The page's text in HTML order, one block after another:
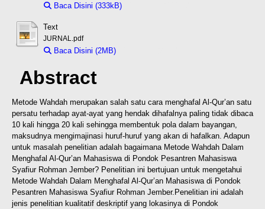
Baca Disini (333kB)
Text
JURNAL.pdf
Baca Disini (2MB)
Abstract
Metode Wahdah merupakan salah satu cara menghafal Al-Qur’an satu
persatu terhadap ayat-ayat yang hendak dihafalnya paling tidak dibaca
10 kali hingga 20 kali sehingga membentuk pola dalam bayangan,
maksudnya mengimajinasi huruf-huruf yang akan di hafalkan. Adapun
untuk masalah penelitian adalah bagaimana Metode Wahdah Dalam
Menghafal Al-Qur’an Mahasiswa di Pondok Pesantren Mahasiswa
Syafiur Rohman Jember? Penelitian ini bertujuan untuk mengetahui
Metode Wahdah Dalam Menghafal Al-Qur’an Mahasiswa di Pondok
Pesantren Mahasiswa Syafiur Rohman Jember. Penelitian ini adalah
jenis penelitian kualitatif deskriptif yang lokasinya di Pondok